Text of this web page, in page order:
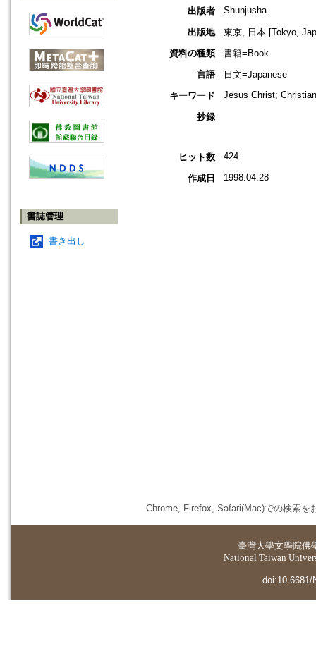
書誌管理
書き出し
出版者 Shunjusha
出版地
東京, 日本 [Tokyo,
資料の種類
書籍=Book
言語
日文=Japanese
キーワード
Jesus Christ;
抄録
ヒット数 424
作成日 1998.04.28
Chrome, Firefox, Safari(Mac)での検索を
臺灣大學文學院佛
National Taiwan
doi:10.6681/